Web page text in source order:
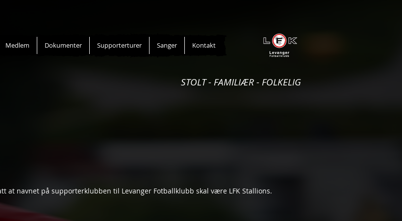
Medlem Dokumenter Supporterturer Sanger Kontakt
STOLT - FAMILIÆR - FOLKELIG
at navnet på supporterklubben til Levanger Fotballklubb skal være LFK Stallions.